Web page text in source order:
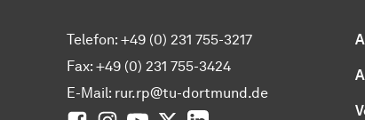
Telefon: +49 (0) 231 755-3217
Fax: +49 (0) 231 755-3424
E-Mail: rur.rp@tu-dortmund.de